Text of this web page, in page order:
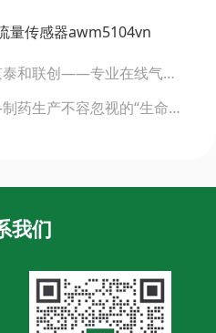
量传感器awm5104vn
上一篇: 【名企优推】北京泰和联创——专业在线气体分析仪器研发生产厂商
下一篇: 环保监测数据——制药生产不容忽视的“生命线”！
我们